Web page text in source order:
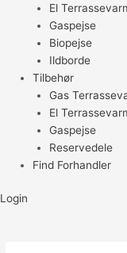
El
Gaspejse
Biopejse
Ildborde
Tilbehør
Gas
El
Gaspejse
Reservedele
Find Forhandler
Login